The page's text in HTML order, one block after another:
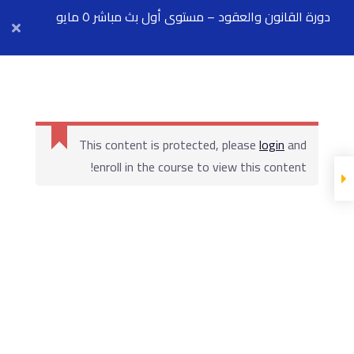
Arab Center for Arbitration
دورة القانون والعقود – مستوى أول بث مباشر ٥ مايو
أول محاضرة -
القواعد القانونية
العامة This content is protected, pleaseloginand
enroll in the course to view this content!